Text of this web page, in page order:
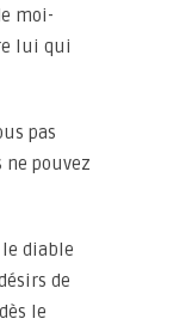
moi-
lui qui
pas
ne pouvez
le diable
de
le